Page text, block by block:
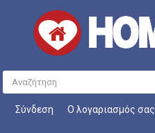
Σύνδεση Ο λογαριασμός σας